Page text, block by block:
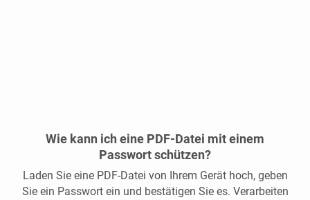
Wie kann ich eine PDF-Datei mit einem
Passwort schützen?
Laden Sie eine PDF-Datei von Ihrem Gerät hoch, geben
Sie ein Passwort ein und bestätigen Sie es. Verarbeiten